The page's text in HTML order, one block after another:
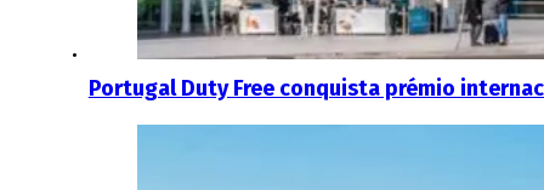
Portugal Duty Free conquista prémio